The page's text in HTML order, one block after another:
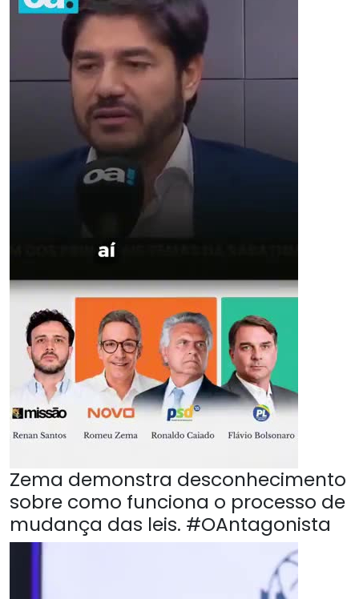
Zema demonstra desconhecimento
sobre como funciona o processo de
mudança das leis. #OAntagonista